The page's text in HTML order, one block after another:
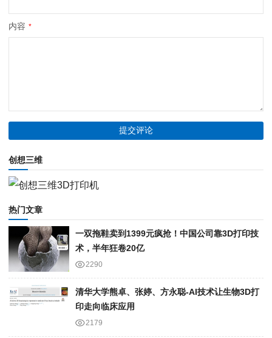
内容 *
创想三维
热门文章
一双拖鞋卖到1399元疯抢！中国公司靠3D打印技
术，半年狂卷20亿
2290
清华大学熊卓、张婷、方永聪-AI技术让生物3D打
印走向临床应用
2179